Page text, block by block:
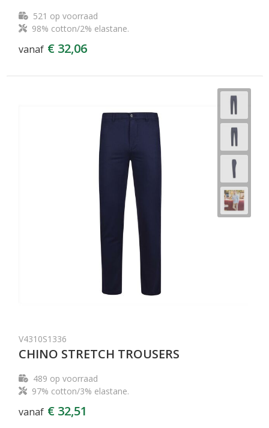
521 op voorraad
98% cotton/2% elastane.
vanaf € 32,06
V4310S1336
CHINO STRETCH TROUSERS
489 op voorraad
97% cotton/3% elastane.
vanaf € 32,51